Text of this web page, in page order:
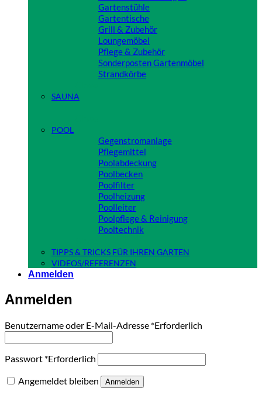
Gartenstühle
Gartentische
Grill & Zubehör
Loungemöbel
Pflege & Zubehör
Sonderposten Gartenmöbel
Strandkörbe
SAUNA
POOL
Gegenstromanlage
Pflegemittel
Poolabdeckung
Poolbecken
Poolfilter
Poolheizung
Poolleiter
Poolpflege & Reinigung
Pooltechnik
TIPPS & TRICKS FÜR IHREN GARTEN
VIDEOS/REFERENZEN
Anmelden
Anmelden
Benutzername oder E-Mail-Adresse *Erforderlich
Passwort *Erforderlich
Angemeldet bleiben
Anmelden